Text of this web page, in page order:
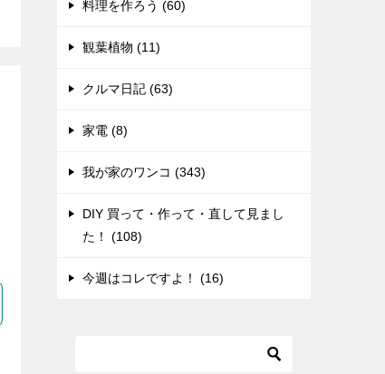
料理を作ろう (60)
観葉植物 (11)
クルマ日記 (63)
家電 (8)
我が家のワンコ (343)
DIY 買って・作って・直して見まし
た！ (108)
今週はコレですよ！ (16)